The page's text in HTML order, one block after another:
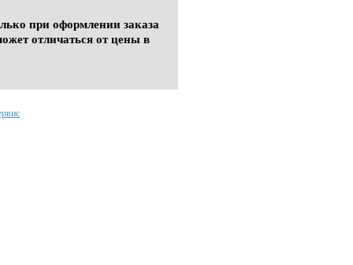
при оформлении заказа
отличаться от цены в